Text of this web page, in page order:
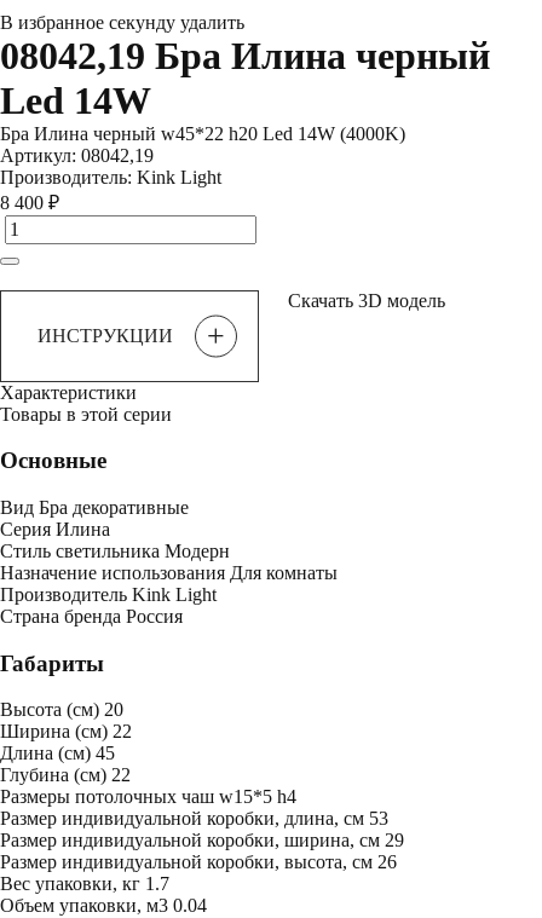
В избранное секунду удалить
08042,19 Бра Илина черный
Led 14W
Бра Илина черный w45*22 h20 Led 14W (4000K)
Артикул: 08042,19
Производитель: Kink Light
8 400 ₽
ИНСТРУКЦИИ +
Скачать 3D модель
Характеристики
Товары в этой серии
Основные
Вид Бра декоративные
Серия Илина
Стиль светильника Модерн
Назначение использования Для комнаты
Производитель Kink Light
Страна бренда Россия
Габариты
Высота (см) 20
Ширина (см) 22
Длина (см) 45
Глубина (см) 22
Размеры потолочных чаш w15*5 h4
Размер индивидуальной коробки, длина, см 53
Размер индивидуальной коробки, ширина, см 29
Размер индивидуальной коробки, высота, см 26
Bес упаковки, кг 1.7
Oбъем упаковки, м3 0.04